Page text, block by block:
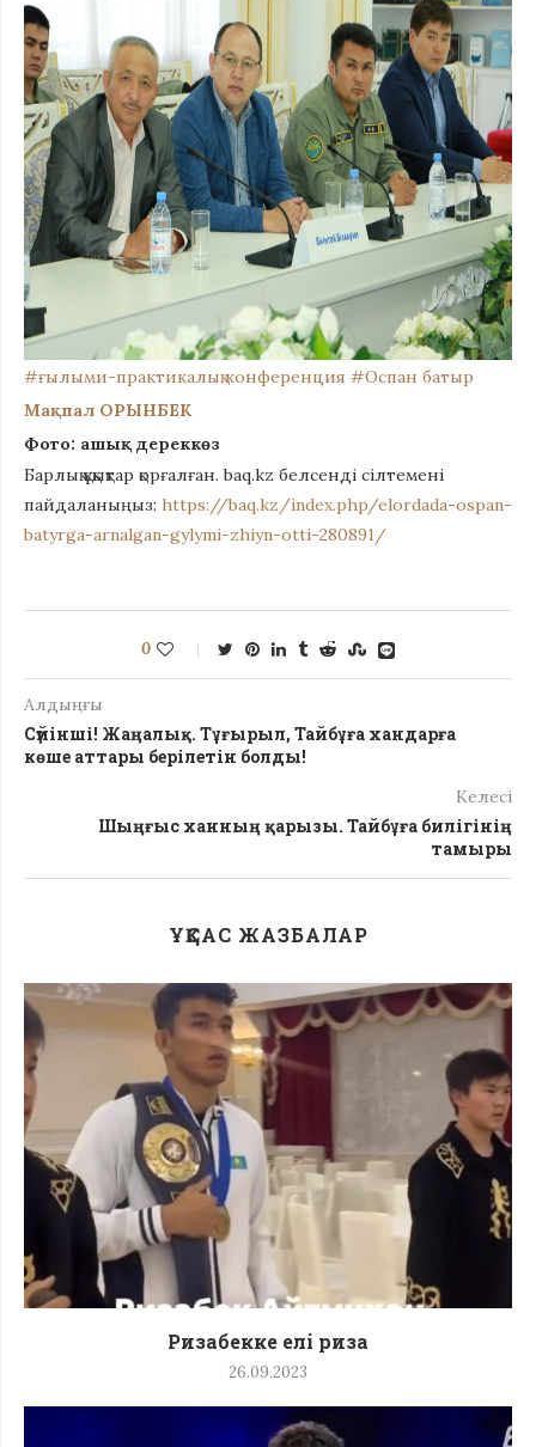
#ғылыми-практикалық конференция #Оспан батыр
Мақпал ОРЫНБЕК
Фото: ашық дереккөз
Барлық құқықтар қорғалған. baq.kz белсенді сілтемені
пайдаланыңыз: https://baq.kz/index.php/elordada-ospan-
batyrga-arnalgan-gylymi-zhiyn-otti-280891/
0
Алдыңғы
Сүйінші! Жаңалық. Тұғырыл, Тайбұға хандарға
көше аттары берілетін болды!
Келесі
Шыңғыс ханның қарызы. Тайбұға билігінің
тамыры
ҰҚСАС ЖАЗБАЛАР
Ризабекке елі риза
26.09.2023